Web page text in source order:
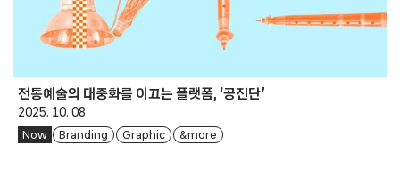
전통예술의 대중화를 이끄는 플랫폼, ‘공진단’
2025. 10. 08
Now Branding Graphic & more